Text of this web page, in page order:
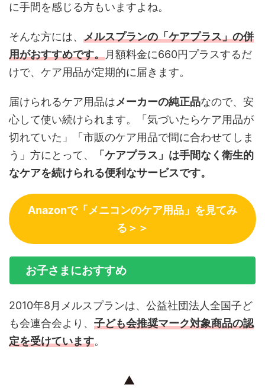
に手間を感じる方もいますよね。
そんな方には、 メルスプランの「ケアプラス」の併
用がおすすめです。月額料金に660円プラスするだ
けで、ケア用品が定期的に届きます。
届けられるケア用品はメーカーの純正品なので、安
心して使い続けられます。「気づいたらケア用品が
切れていた」「市販のケア用品で間に合わせてしま
う」方にとって、
「ケアプラス」は手間なく衛生的
なケアを続けられる便利なサービスです。
Anazonで「メニコンのケア用品」を見てみ
る＞＞
お子さまにおすすめ
2010年8月メルスプランは、公益社団法人全国子ど
も会連合会より、 子ども会推奨マーク対象商品の認
定を受けています。